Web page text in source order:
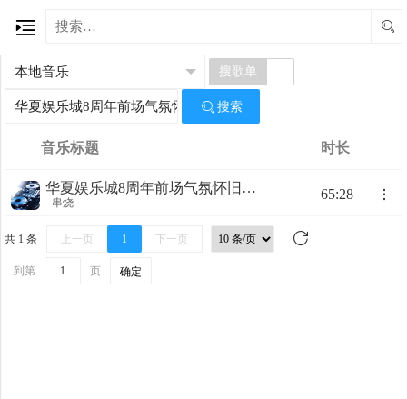
搜歌单
 搜索
时长
音乐标题
65:28
华夏娱乐城8周年前场气氛怀旧串烧
- 串烧
共 1 条 上一页 1 下一页
到第 页 确定